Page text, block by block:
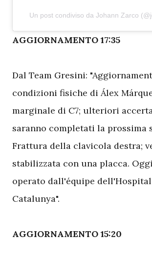
Un post condiviso da Johann Zarco
AGGIORNAMENTO 17:35
Dal Team Gresini:
condizioni fisiche di Álex
marginale di C7; ulteriori
saranno completati la prossima
Frattura della clavicola destra;
stabilizzata con una placca.
operato dall'équipe
Catalunya".
AGGIORNAMENTO 15:20